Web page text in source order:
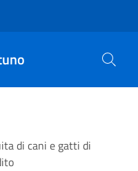
di cani e gatti di